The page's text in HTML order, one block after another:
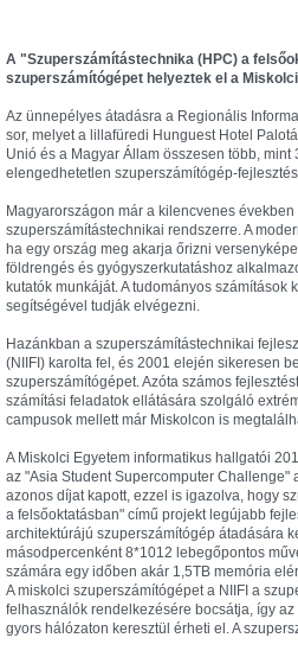
A "Szuperszámítástechnika (HPC) a
szuperszámítógépet helyeztek el a
Az ünnepélyes átadásra a Regionális
sor, melyet a lillafüredi Hunguest Hotel
Unió és a Magyar Állam összesen több,
elengedhetetlen szuperszámítógép-
Magyarországon már a kilencvenes
szuperszámítástechnikai rendszerre. A
ha egy ország meg akarja őrizni
földrengés és gyógyszerkutatáshoz
kutatók munkáját. A tudományos
segítségével tudják elvégezni.
Hazánkban a szuperszámítástechnikai
(NIIFI) karolta fel, és 2001 elején sikeresen
szuperszámítógépet. Azóta számos
számítási feladatok ellátására szolgáló
campusok mellett már Miskolcon is
A Miskolci Egyetem informatikus hallgatói
az "Asia Student Supercomputer Challenge"
azonos díjat kapott, ezzel is igazolva, hogy
a felsőoktatásban" című projekt legújabb
architektúrájú szuperszámítógép átadására
másodpercenként 8*1012 lebegőpontos
számára egy időben akár 1,5TB memória
A miskolci szuperszámítógépet a NIIFI a
felhasználók rendelkezésére bocsátja, így
gyors hálózaton keresztül érheti el. A